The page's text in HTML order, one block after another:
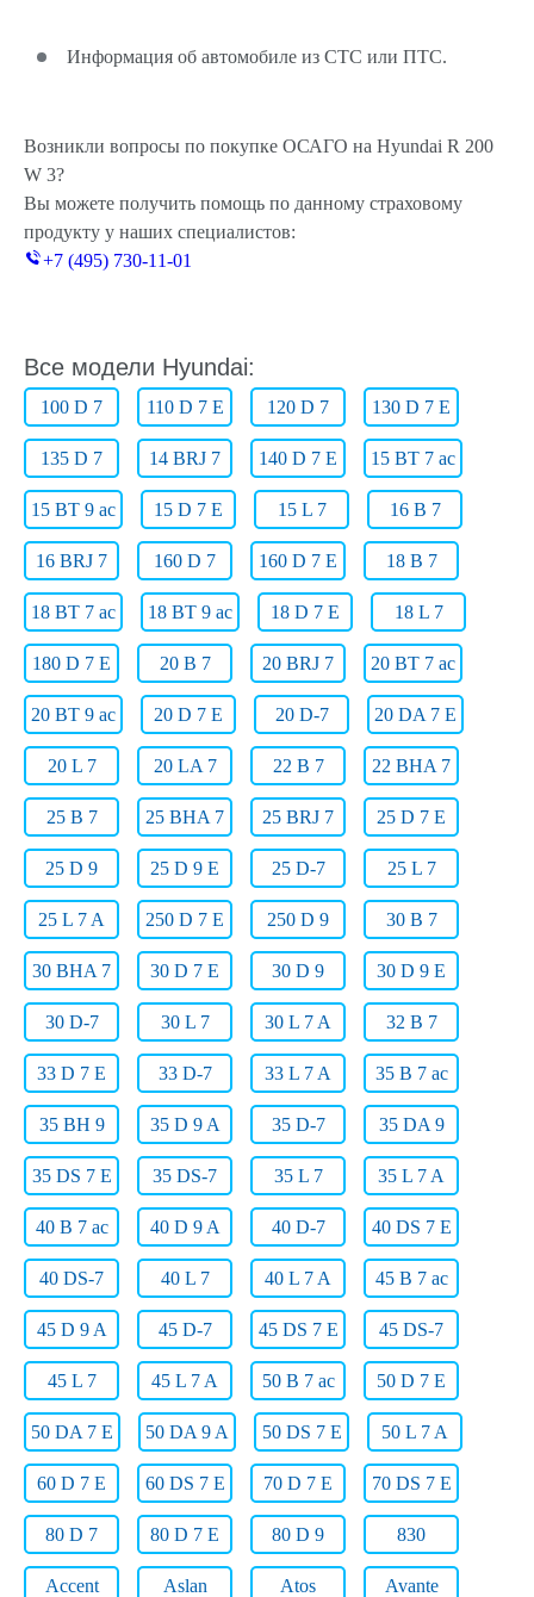
Информация об автомобиле из СТС или ПТС.
Возникли вопросы по покупке ОСАГО на Hyundai R 200
W 3?
Вы можете получить помощь по данному страховому
продукту у наших специалистов:
+7 (495) 730-11-01
Все модели Hyundai:
100 D 7 110 D 7 E 120 D 7 130 D 7 E
135 D 7 14 BRJ 7 140 D 7 E 15 BT 7 ac
15 BT 9 ac 15 D 7 E 15 L 7 16 B 7
16 BRJ 7 160 D 7 160 D 7 E 18 B 7
18 BT 7 ac 18 BT 9 ac 18 D 7 E 18 L 7
180 D 7 E 20 B 7 20 BRJ 7 20 BT 7 ac
20 BT 9 ac 20 D 7 E 20 D-7 20 DA 7 E
20 L 7 20 LA 7 22 B 7 22 BHA 7
25 B 7 25 BHA 7 25 BRJ 7 25 D 7 E
25 D 9 25 D 9 E 25 D-7 25 L 7
25 L 7 A 250 D 7 E 250 D 9 30 B 7
30 BHA 7 30 D 7 E 30 D 9 30 D 9 E
30 D-7 30 L 7 30 L 7 A 32 B 7
33 D 7 E 33 D-7 33 L 7 A 35 B 7 ac
35 BH 9 35 D 9 A 35 D-7 35 DA 9
35 DS 7 E 35 DS-7 35 L 7 35 L 7 A
40 B 7 ac 40 D 9 A 40 D-7 40 DS 7 E
40 DS-7 40 L 7 40 L 7 A 45 B 7 ac
45 D 9 A 45 D-7 45 DS 7 E 45 DS-7
45 L 7 45 L 7 A 50 B 7 ac 50 D 7 E
50 DA 7 E 50 DA 9 A 50 DS 7 E 50 L 7 A
60 D 7 E 60 DS 7 E 70 D 7 E 70 DS 7 E
80 D 7 80 D 7 E 80 D 9 830
Accent Aslan Atos Avante